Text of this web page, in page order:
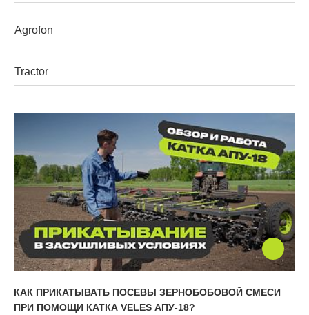
Mehrzweckgeräte
КАК ПРИКАТЫВАТЬ ПОСЕВЫ ЗЕРНОБОБОВОЙ СМЕСИ
ПРИ ПОМОЩИ КАТКА VELES АПУ-18?